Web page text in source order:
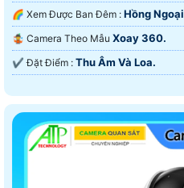
🌈 Xem Được Ban Đêm : Hồng
🤹 Camera Theo Mẫu Xoay 360.
️✔️ Đặt Điểm : Thu Âm Và Loa.